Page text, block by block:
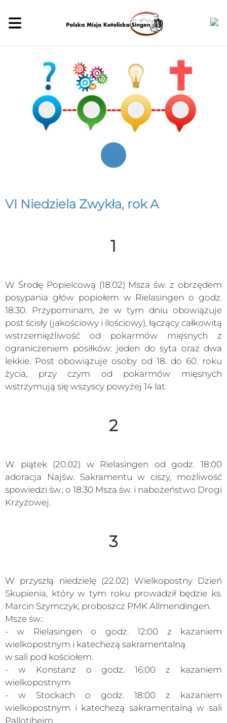
VI Niedziela Zwykła, rok A
1
W Środę Popielcową (18.02) Msza św. z obrzędem
posypania głów popiołem w Rielasingen o godz.
18:30. Przypominam, że w tym dniu obowiązuje
post ścisły (jakościowy i ilościowy), łączący całkowitą
wstrzemięźliwość od pokarmów mięsnych z
ograniczeniem posiłków: jeden do syta oraz dwa
lekkie. Post obowiązuje osoby od 18. do 60. roku
życia, przy czym od pokarmów mięsnych
wstrzymują się wszyscy powyżej 14 lat.
2
W piątek (20.02) w Rielasingen od godz. 18:00
adoracja Najśw. Sakramentu w ciszy, możliwość
spowiedzi św.; o 18:30 Msza św. i nabożeństwo Drogi
Krzyżowej.
3
W przyszłą niedzielę (22.02) Wielkopostny Dzień
Skupienia, który w tym roku prowadził będzie ks.
Marcin Szymczyk, proboszcz PMK Allmendingen.
Msze św.:
- w Rielasingen o godz. 12:00 z kazaniem
wielkopostnym i katechezą sakramentalną
w sali pod kościołem.
- w Konstanz o godz. 16:00 z kazaniem
wielkopostnym
- w Stockach o godz. 18:00 z kazaniem
wielkopostnym i katechezą sakramentalną w sali
Pallotiheim.